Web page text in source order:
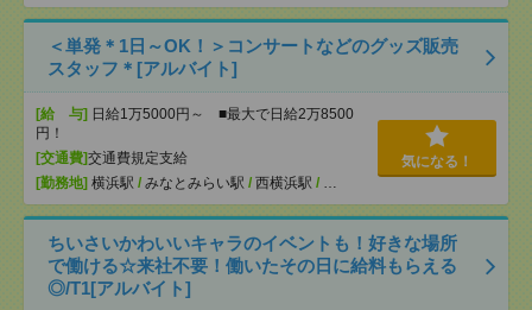
＜単発＊1日～OK！＞コンサートなどのグッズ販売
スタッフ＊[アルバイト]
[給 与] 日給1万5000円～ ■最大で日給2万8500
円！
[交通費]交通費規定支給
[勤務地] 横浜駅 / みなとみらい駅 / 西横浜駅 / …
気になる！
ちいさいかわいいキャラのイベントも！好きな場所
で働ける☆来社不要！働いたその日に給料もらえる
◎/T1[アルバイト]